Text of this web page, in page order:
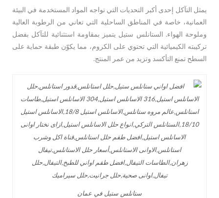
يمثل التآكل إحدى أكبر التحديات التي تواجه المواد المستخدمة في البيئة
العمانية، خاصة في المناطق الساحلية التي تعاني من الرطوبة العالية
وملوحة الهواء. الستانلس ستيل يتميز بمقاومة استثنائية للتآكل بفضل
تركيبته الكيميائية التي تحتوي على الكروم، مما يكوّن طبقة حماية على
السطح تمنع التأكسد وتزيد من عمر المنتج.
ستانلس ستيل في عمان